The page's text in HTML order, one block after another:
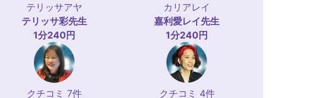
テリッサアヤ
テリッサ彩先生
1分240円
クチコミ 7件
カリアレイ
嘉利愛レイ先生
1分240円
クチコミ 4件